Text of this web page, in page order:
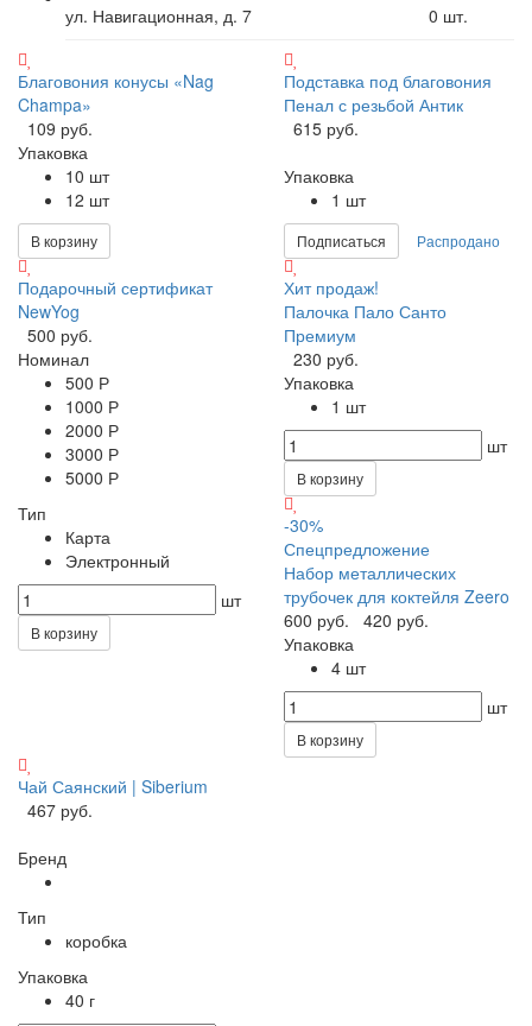
ул. Навигационная, д. 7 0 шт.
Благовония конусы «Nag
Champa»
109 руб.
Упаковка
10 шт
12 шт
В корзину
Подставка под благовония
Пенал с резьбой Антик
615 руб.
Упаковка
1 шт
Подписаться Распродано
Подарочный сертификат
NewYog
500 руб.
Номинал
500 Р
1000 Р
2000 Р
3000 Р
5000 Р
Тип
Карта
Электронный
шт
В корзину
Хит продаж!
Палочка Пало Санто
Премиум
230 руб.
Упаковка
1 шт
шт
В корзину
-30%
Спецпредложение
Набор металлических
трубочек для коктейля Zeero
600 руб.
420 руб.
Упаковка
4 шт
шт
В корзину
Чай Саянский | Siberium
467 руб.
Бренд
Тип
коробка
Упаковка
40 г